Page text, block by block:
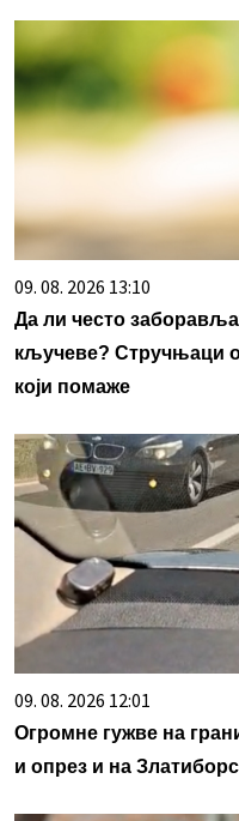
09. 08. 2026 13:10
Да ли често
кључеве? Стручњаци
који помаже
09. 08. 2026 12:01
Огромне гужве на
и опрез и на